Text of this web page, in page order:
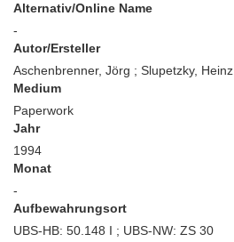
Alternativ/Online Name
-
Autor/Ersteller
Aschenbrenner, Jörg ; Slupetzky, Heinz
Medium
Paperwork
Jahr
1994
Monat
-
Aufbewahrungsort
UBS-HB: 50.148 I ; UBS-NW: ZS 30